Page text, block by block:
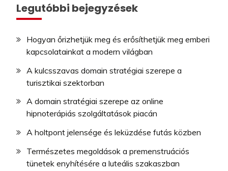
Legutóbbi bejegyzések
Hogyan őrizhetjük meg és erősíthetjük meg emberi
kapcsolatainkat a modern világban
A kulcsszavas domain stratégiai szerepe a
turisztikai szektorban
A domain stratégiai szerepe az online
hipnoterápiás szolgáltatások piacán
A holtpont jelensége és leküzdése futás közben
Természetes megoldások a premenstruációs
tünetek enyhítésére a luteális szakaszban